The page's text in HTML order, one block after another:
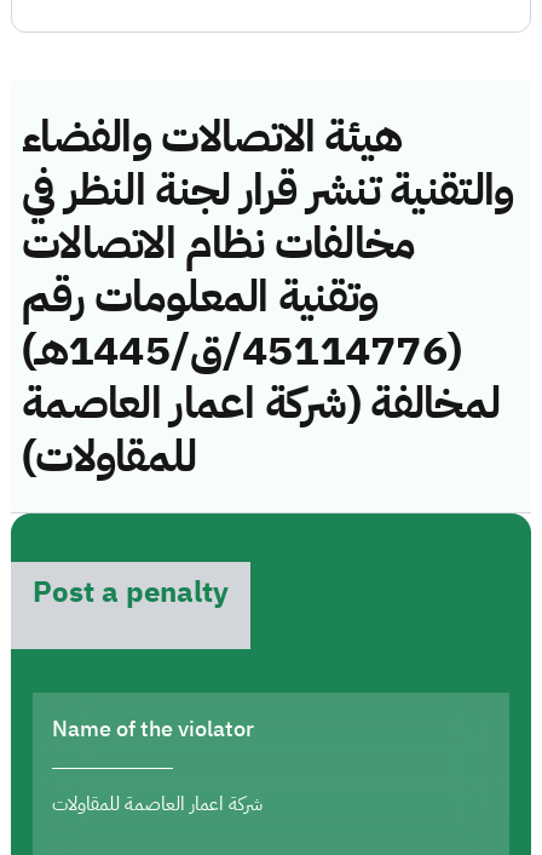
هيئة الاتصالات والفضاء
والتقنية تنشر قرار لجنة النظر في
مخالفات نظام الاتصالات
وتقنية المعلومات رقم
(45114776/ق/1445هـ)
لمخالفة (شركة اعمار العاصمة
للمقاولات)
Post a penalty
Name of the violator
شركة اعمار العاصمة للمقاولات